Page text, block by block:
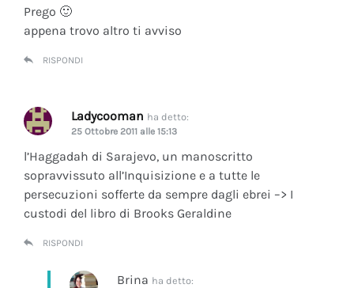
Prego 🙂
appena trovo altro ti avviso
RISPONDI
Ladycooman ha detto:
25 Ottobre 2011 alle 15:13
l’Haggadah di Sarajevo, un manoscritto
sopravvissuto all’Inquisizione e a tutte le
persecuzioni sofferte da sempre dagli ebrei –> I
custodi del libro di Brooks Geraldine
RISPONDI
Brina ha detto: